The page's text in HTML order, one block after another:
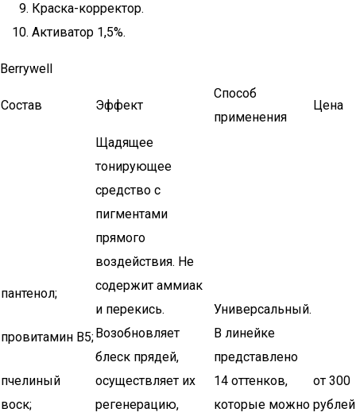
Краска-корректор.
Активатор 1,5%.
Berrywell
Состав Эффект
Способ
применения
Цена
пантенол;
провитамин В5;
пчелиный
воск;
Щадящее
тонирующее
средство с
пигментами
прямого
воздействия. Не
содержит аммиак
и перекись.
Возобновляет
блеск прядей,
осуществляет их
регенерацию,
Универсальный.
В линейке
представлено
14 оттенков,
которые можно
от 300
рублей